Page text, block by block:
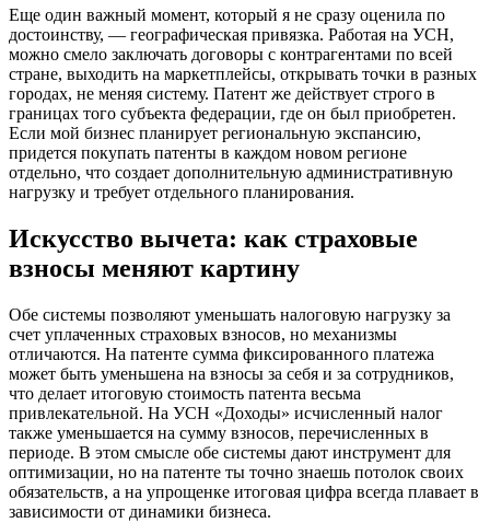
Еще один важный момент, который я не сразу оценила по
достоинству, — географическая привязка. Работая на УСН,
можно смело заключать договоры с контрагентами по всей
стране, выходить на маркетплейсы, открывать точки в разных
городах, не меняя систему. Патент же действует строго в
границах того субъекта федерации, где он был приобретен.
Если мой бизнес планирует региональную экспансию,
придется покупать патенты в каждом новом регионе
отдельно, что создает дополнительную административную
нагрузку и требует отдельного планирования.
Искусство вычета: как страховые
взносы меняют картину
Обе системы позволяют уменьшать налоговую нагрузку за
счет уплаченных страховых взносов, но механизмы
отличаются. На патенте сумма фиксированного платежа
может быть уменьшена на взносы за себя и за сотрудников,
что делает итоговую стоимость патента весьма
привлекательной. На УСН «Доходы» исчисленный налог
также уменьшается на сумму взносов, перечисленных в
периоде. В этом смысле обе системы дают инструмент для
оптимизации, но на патенте ты точно знаешь потолок своих
обязательств, а на упрощенке итоговая цифра всегда плавает в
зависимости от динамики бизнеса.